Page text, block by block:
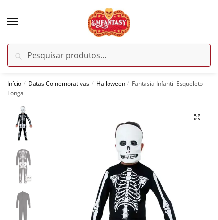
por:
Pesquisar
Início / Datas Comemorativas / Halloween / Fantasia Infantil Esqueleto
Longa